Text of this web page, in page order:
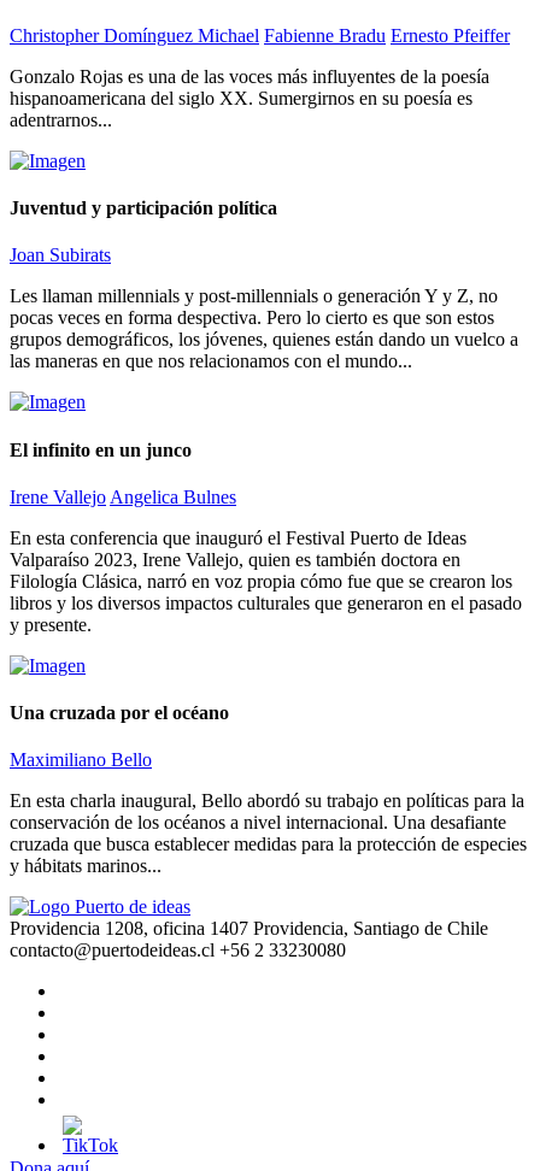
Christopher Domínguez Michael Fabienne Bradu Ernesto Pfeiffer
Gonzalo Rojas es una de las voces más influyentes de la poesía
hispanoamericana del siglo XX. Sumergirnos en su poesía es
adentrarnos...
Juventud y participación política
Joan Subirats
Les llaman millennials y post-millennials o generación Y y Z, no
pocas veces en forma despectiva. Pero lo cierto es que son estos
grupos demográficos, los jóvenes, quienes están dando un vuelco a
las maneras en que nos relacionamos con el mundo...
El infinito en un junco
Irene Vallejo Angelica Bulnes
En esta conferencia que inauguró el Festival Puerto de Ideas
Valparaíso 2023, Irene Vallejo, quien es también doctora en
Filología Clásica, narró en voz propia cómo fue que se crearon los
libros y los diversos impactos culturales que generaron en el pasado
y presente.
Una cruzada por el océano
Maximiliano Bello
En esta charla inaugural, Bello abordó su trabajo en políticas para la
conservación de los océanos a nivel internacional. Una desafiante
cruzada que busca establecer medidas para la protección de especies
y hábitats marinos...
Providencia 1208, oficina 1407 Providencia, Santiago de Chile
contacto@puertodeideas.cl +56 2 33230080